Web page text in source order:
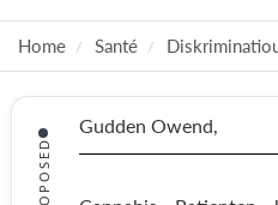
Home Santé
PROPOSED
Gudden Owend,